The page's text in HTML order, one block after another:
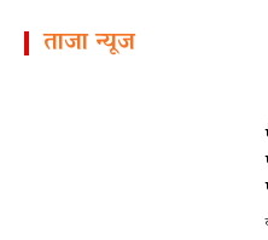
ताजा न्यूज